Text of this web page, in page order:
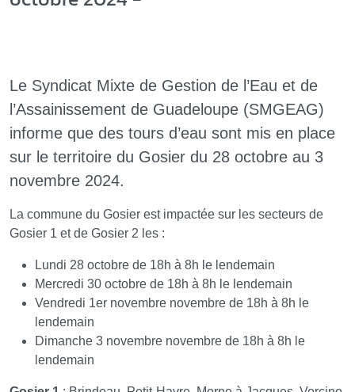
Le Syndicat Mixte de Gestion de l’Eau et de
l’Assainissement de Guadeloupe (SMGEAG)
informe que des tours d’eau sont mis en place
sur le territoire du Gosier du 28 octobre au 3
novembre 2024.
La commune du Gosier est impactée sur les secteurs de
Gosier 1 et de Gosier 2 les :
Lundi 28 octobre de 18h à 8h le lendemain
Mercredi 30 octobre de 18h à 8h le lendemain
Vendredi 1er novembre novembre de 18h à 8h le
lendemain
Dimanche 3 novembre novembre de 18h à 8h le
lendemain